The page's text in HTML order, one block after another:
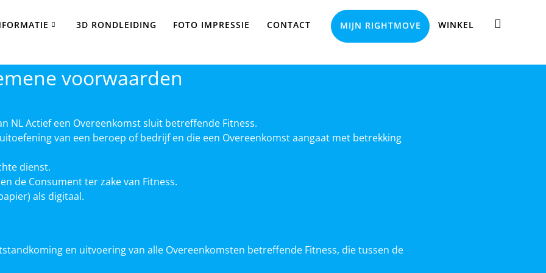
3D RONDLEIDING FOTO IMPRESSIE CONTACT MIJN RIGHTMOVE WINKEL
voorwaarden
NL Actief een Overeenkomst sluit betreffende Fitness.
van een beroep of bedrijf en die een Overeenkomst aangaat met betrekking
dienst.
de Consument ter zake van Fitness.
als digitaal.
en uitvoering van alle Overeenkomsten betreffende Fitness, die tussen de